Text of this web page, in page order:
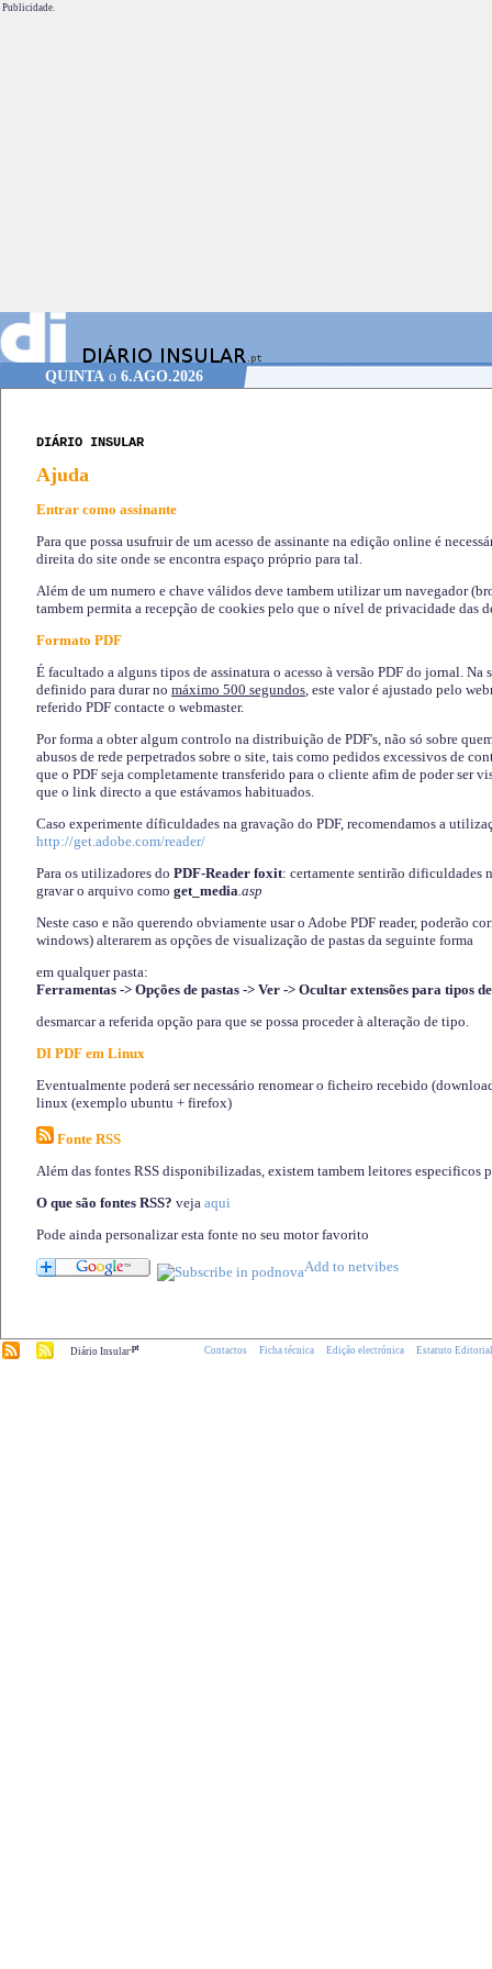
Publicidade.
QUINTAo 6.AGO.2026
DIÁRIO INSULAR
Ajuda
Entrar como assinante
Para que possa usufruir de um acesso de assinante na edição online é
direita do site onde se encontra espaço próprio para tal.
Além de um numero e chave válidos deve tambem utilizar um navegador
tambem permita a recepção de cookies pelo que o nível de privacidade das
Formato PDF
É facultado a alguns tipos de assinatura o acesso à versão PDF do jornal. Na
definido para durar no máximo 500 segundos, este valor é ajustado pelo
referido PDF contacte o webmaster.
Por forma a obter algum controlo na distribuição de PDF's, não só sobre
abusos de rede perpetrados sobre o site, tais como pedidos excessivos de
que o PDF seja completamente transferido para o cliente afim de poder ser
que o link directo a que estávamos habituados.
Caso experimente díficuldades na gravação do PDF, recomendamos a
http://get.adobe.com/reader/
Para os utilizadores do PDF-Reader foxit: certamente sentirão dificuldades
gravar o arquivo como get_media.asp
Neste caso e não querendo obviamente usar o Adobe PDF reader, poderão
windows) alterarem as opções de visualização de pastas da seguinte forma
em qualquer pasta:
Ferramentas -> Opções de pastas -> Ver -> Ocultar extensões para tipos
desmarcar a referida opção para que se possa proceder à alteração de tipo.
DI PDF em Linux
Eventualmente poderá ser necessário renomear o ficheiro recebido
linux (exemplo ubuntu + firefox)
Fonte RSS
Além das fontes RSS disponibilizadas, existem tambem leitores especificos
O que são fontes RSS? veja aqui
Pode ainda personalizar esta fonte no seu motor favorito
Diário Insular.pt Contactos Ficha técnica Edição electrónica Estatuto Editorial